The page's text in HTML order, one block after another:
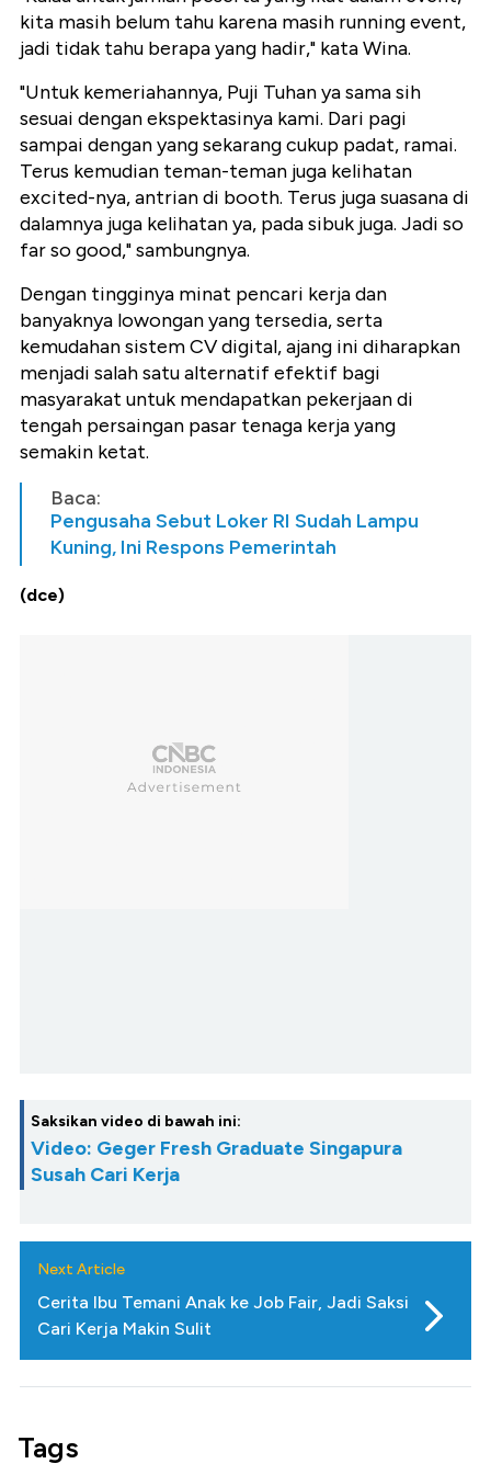
kita masih belum tahu karena masih running event,
jadi tidak tahu berapa yang hadir," kata Wina.
"Untuk kemeriahannya, Puji Tuhan ya sama sih
sesuai dengan ekspektasinya kami. Dari pagi
sampai dengan yang sekarang cukup padat, ramai.
Terus kemudian teman-teman juga kelihatan
excited-nya, antrian di booth. Terus juga suasana di
dalamnya juga kelihatan ya, pada sibuk juga. Jadi so
far so good," sambungnya.
Dengan tingginya minat pencari kerja dan
banyaknya lowongan yang tersedia, serta
kemudahan sistem CV digital, ajang ini diharapkan
menjadi salah satu alternatif efektif bagi
masyarakat untuk mendapatkan pekerjaan di
tengah persaingan pasar tenaga kerja yang
semakin ketat.
Baca:
Pengusaha Sebut Loker RI Sudah Lampu
Kuning, Ini Respons Pemerintah
(dce)
Saksikan video di bawah ini:
Video: Geger Fresh Graduate Singapura
Susah Cari Kerja
Next Article
Cerita Ibu Temani Anak ke Job Fair, Jadi Saksi
Cari Kerja Makin Sulit
Tags